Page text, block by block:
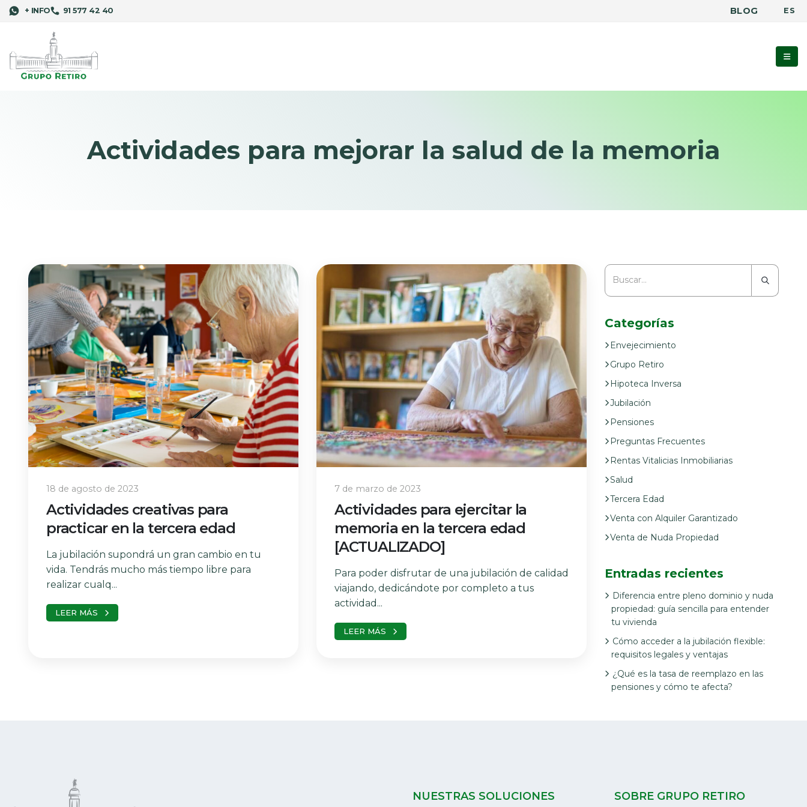
+ INFO 91 577 42 40 BLOG ES
Actividades para mejorar la salud de la memoria
18 de agosto de 2023
Actividades creativas para
practicar en la tercera edad
La jubilación supondrá un gran cambio en tu
vida. Tendrás mucho más tiempo libre para
realizar cualq...
LEER MÁS
7 de marzo de 2023
Actividades para ejercitar la
memoria en la tercera edad
[ACTUALIZADO]
Para poder disfrutar de una jubilación de calidad
viajando, dedicándote por completo a tus
actividad...
LEER MÁS
Categorías
Envejecimiento
Grupo Retiro
Hipoteca Inversa
Jubilación
Pensiones
Preguntas Frecuentes
Rentas Vitalicias Inmobiliarias
Salud
Tercera Edad
Venta con Alquiler Garantizado
Venta de Nuda Propiedad
Entradas recientes
Diferencia entre pleno dominio y nuda
propiedad: guía sencilla para entender
tu vivienda
Cómo acceder a la jubilación flexible:
requisitos legales y ventajas
¿Qué es la tasa de reemplazo en las
pensiones y cómo te afecta?
NUESTRAS SOLUCIONES SOBRE GRUPO RETIRO